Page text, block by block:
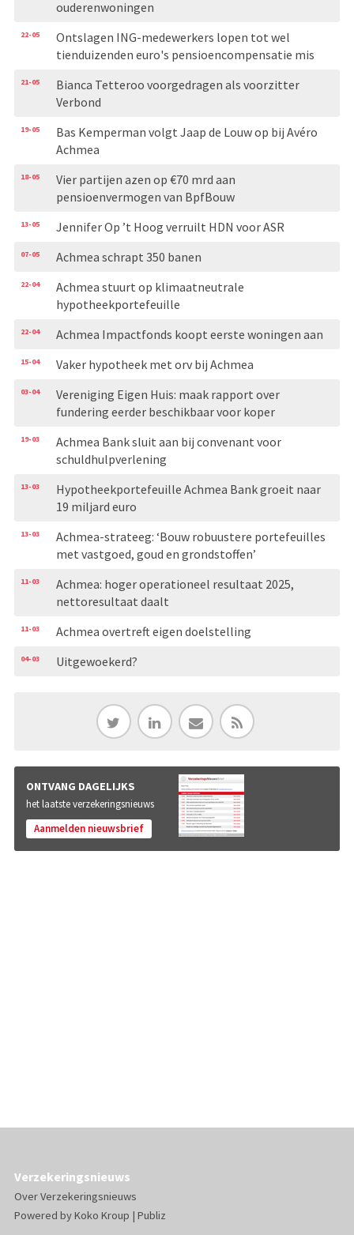
ouderenwoningen
22-05
Ontslagen ING-medewerkers lopen tot wel
tienduizenden euro's pensioencompensatie mis
21-05
Bianca Tetteroo voorgedragen als voorzitter
Verbond
19-05
Bas Kemperman volgt Jaap de Louw op bij Avéro
Achmea
18-05
Vier partijen azen op €70 mrd aan
pensioenvermogen van BpfBouw
13-05 Jennifer Op ’t Hoog verruilt HDN voor ASR
07-05 Achmea schrapt 350 banen
22-04
Achmea stuurt op klimaatneutrale
hypotheekportefeuille
22-04 Achmea Impactfonds koopt eerste woningen aan
15-04 Vaker hypotheek met orv bij Achmea
03-04
Vereniging Eigen Huis: maak rapport over
fundering eerder beschikbaar voor koper
19-03
Achmea Bank sluit aan bij convenant voor
schuldhulpverlening
13-03
Hypotheekportefeuille Achmea Bank groeit naar
19 miljard euro
13-03
Achmea-strateeg: ‘Bouw robuustere portefeuilles
met vastgoed, goud en grondstoffen’
11-03
Achmea: hoger operationeel resultaat 2025,
nettoresultaat daalt
11-03 Achmea overtreft eigen doelstelling
04-03 Uitgewoekerd?
ONTVANG DAGELIJKS
het laatste verzekeringsnieuws
Aanmelden nieuwsbrief
Verzekeringsnieuws
Over Verzekeringsnieuws
Powered byKoko Kroup | Publiz